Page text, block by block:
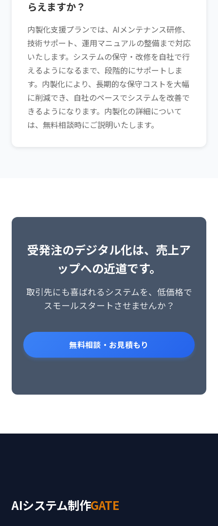
らえますか？
内製化支援プランでは、AIメンテナンス研修、
技術サポート、運用マニュアルの整備まで対応
いたします。システムの保守・改修を自社で行
えるようになるまで、段階的にサポートしま
す。内製化により、長期的な保守コストを大幅
に削減でき、自社のペースでシステムを改善で
きるようになります。内製化の詳細について
は、無料相談時にご説明いたします。
受発注のデジタル化は、売上ア
ップへの近道です。
取引先にも喜ばれるシステムを、低価格で
スモールスタートさせませんか？
無料相談・お見積もり
AIシステム制作GATE